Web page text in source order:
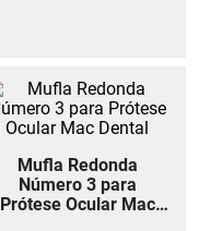
Mufla Redonda
Número 3 para
Prótese Ocular Mac